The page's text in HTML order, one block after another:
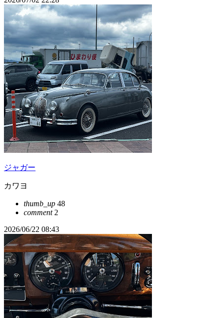
ジャガー
カワヨ
thumb_up 48
comment2
2026/06/22 08:43